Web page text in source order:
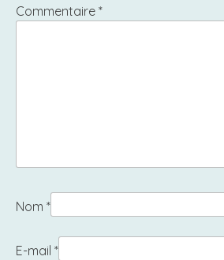
Commentaire *
Nom *
E-mail *